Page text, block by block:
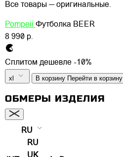
Все товары — оригинальные.
Pompeii Футболка BEER
8 990 р.
Сплитом дешевле -10%
xl В корзину Перейти в корзину
ОБМЕРЫ ИЗДЕЛИЯ
RU
RU